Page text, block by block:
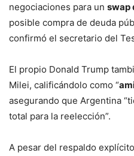
negociaciones para un swap
posible compra de deuda
confirmó el secretario del
El propio Donald Trump
Milei, calificándolo como “
asegurando que Argentina
total para la reelección”.
A pesar del respaldo